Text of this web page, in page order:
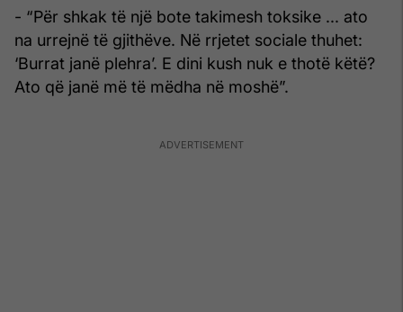
- “Për shkak të një bote takimesh toksike ... ato
na urrejnë të gjithëve. Në rrjetet sociale thuhet:
‘Burrat janë plehra’. E dini kush nuk e thotë këtë?
Ato që janë më të mëdha në moshë”.